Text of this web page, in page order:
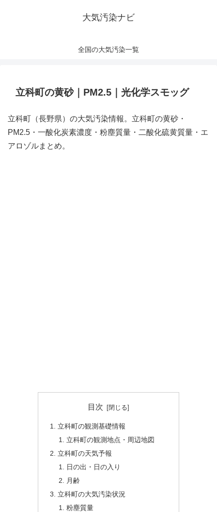
大気汚染ナビ
全国の大気汚染一覧
立科町の黄砂｜PM2.5｜光化学スモッグ
立科町（長野県）の大気汚染情報。立科町の黄砂・
PM2.5・一酸化炭素濃度・粉塵質量・二酸化硫黄質量・エ
アロゾルまとめ。
目次
立科町の観測基礎情報
立科町の観測地点・周辺地図
立科町の天気予報
日の出・日の入り
月齢
立科町の大気汚染状況
粉塵質量